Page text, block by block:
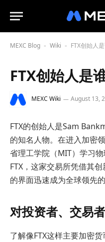
MEXC Blog - Wiki - FTX创始人
FTX创始人是
MEXC Wiki August 13,
FTX的创始人是Sam
的知名人物。在进入加密
省理工学院（MIT）学习
FTX，这家交易所凭借其
的界面迅速成为全球领先
对投资者、交易
了解像FTX这样主要加密